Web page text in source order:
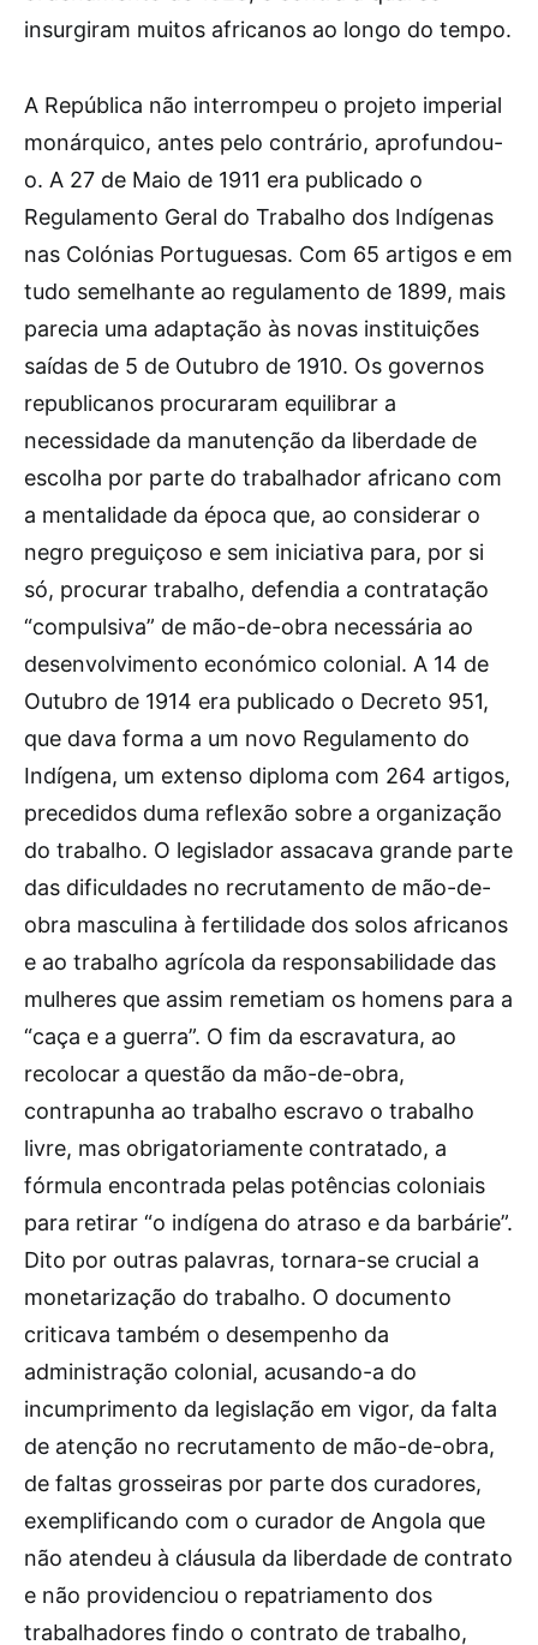
insurgiram muitos africanos ao longo do tempo.
A República não interrompeu o projeto imperial
monárquico, antes pelo contrário, aprofundou-
o. A 27 de Maio de 1911 era publicado o
Regulamento Geral do Trabalho dos Indígenas
nas Colónias Portuguesas. Com 65 artigos e em
tudo semelhante ao regulamento de 1899, mais
parecia uma adaptação às novas instituições
saídas de 5 de Outubro de 1910. Os governos
republicanos procuraram equilibrar a
necessidade da manutenção da liberdade de
escolha por parte do trabalhador africano com
a mentalidade da época que, ao considerar o
negro preguiçoso e sem iniciativa para, por si
só, procurar trabalho, defendia a contratação
“compulsiva” de mão-de-obra necessária ao
desenvolvimento económico colonial. A 14 de
Outubro de 1914 era publicado o Decreto 951,
que dava forma a um novo Regulamento do
Indígena, um extenso diploma com 264 artigos,
precedidos duma reflexão sobre a organização
do trabalho. O legislador assacava grande parte
das dificuldades no recrutamento de mão-de-
obra masculina à fertilidade dos solos africanos
e ao trabalho agrícola da responsabilidade das
mulheres que assim remetiam os homens para a
“caça e a guerra”. O fim da escravatura, ao
recolocar a questão da mão-de-obra,
contrapunha ao trabalho escravo o trabalho
livre, mas obrigatoriamente contratado, a
fórmula encontrada pelas potências coloniais
para retirar “o indígena do atraso e da barbárie”.
Dito por outras palavras, tornara-se crucial a
monetarização do trabalho. O documento
criticava também o desempenho da
administração colonial, acusando-a do
incumprimento da legislação em vigor, da falta
de atenção no recrutamento de mão-de-obra,
de faltas grosseiras por parte dos curadores,
exemplificando com o curador de Angola que
não atendeu à cláusula da liberdade de contrato
e não providenciou o repatriamento dos
trabalhadores findo o contrato de trabalho,